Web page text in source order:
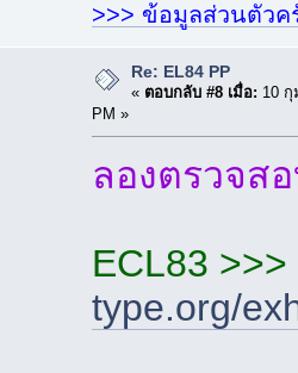
>>> ข้อมูลส่วนตัวค
Re: EL84 PP
« ตอบกลับ #8 เมื่อ: 10
PM »
ลองตรวจส
ECL83 >>>
type.org/